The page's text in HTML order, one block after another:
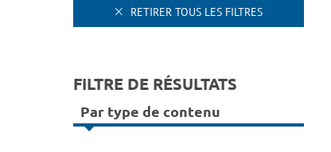
RETIRER TOUS LES FILTRES
FILTRE DE RÉSULTATS
Par type de contenu